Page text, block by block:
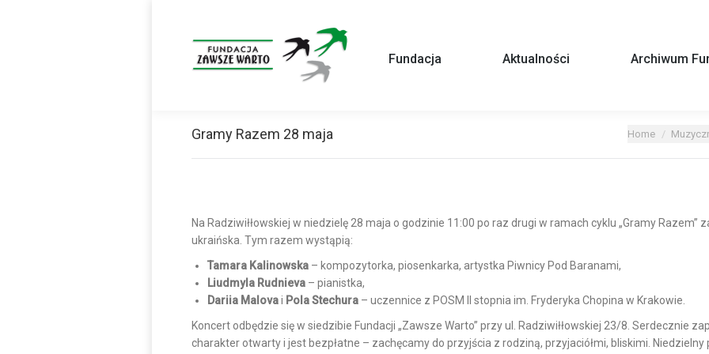
Fundacja Aktualności Archiwum
Gramy Razem 28 maja Home
Na Radziwiłłowskiej w niedzielę 28 maja o godzinie 11:00 po raz drugi w ramach cyklu „Gramy Razem”
ukraińska. Tym razem wystąpią:
Tamara Kalinowska – kompozytorka, piosenkarka, artystka Piwnicy Pod Baranami,
Liudmyla Rudnieva – pianistka,
Dariia Malovai Pola Stechura – uczennice z POSM II stopnia im. Fryderyka Chopina w Krakowie.
Koncert odbędzie się w siedzibie Fundacji „Zawsze Warto” przy ul. Radziwiłłowskiej 23/8. Serdecznie
charakter otwarty i jest bezpłatne – zachęcamy do przyjścia z rodziną, przyjaciółmi, bliskimi.